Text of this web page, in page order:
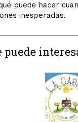
puede hacer
inesperadas.
puede